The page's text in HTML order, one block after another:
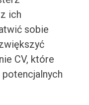
ich
sobie
CV, które